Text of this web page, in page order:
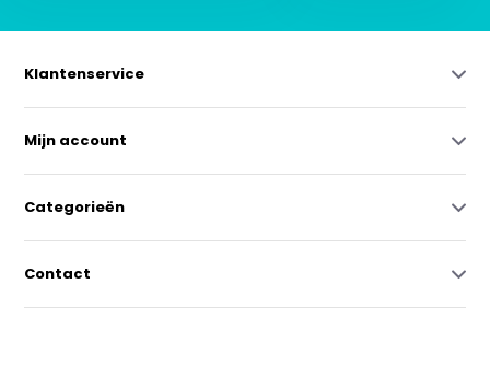
Klantenservice
Mijn account
Categorieën
Contact